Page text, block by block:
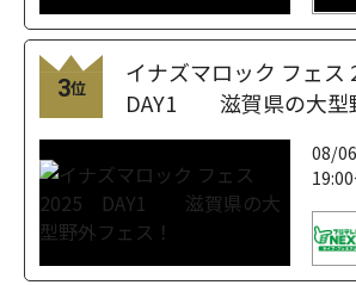
3位
イナズマロック フェス
DAY1 滋賀県の大型
08/